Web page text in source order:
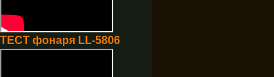
ТЕСТ фонаря LL-5806